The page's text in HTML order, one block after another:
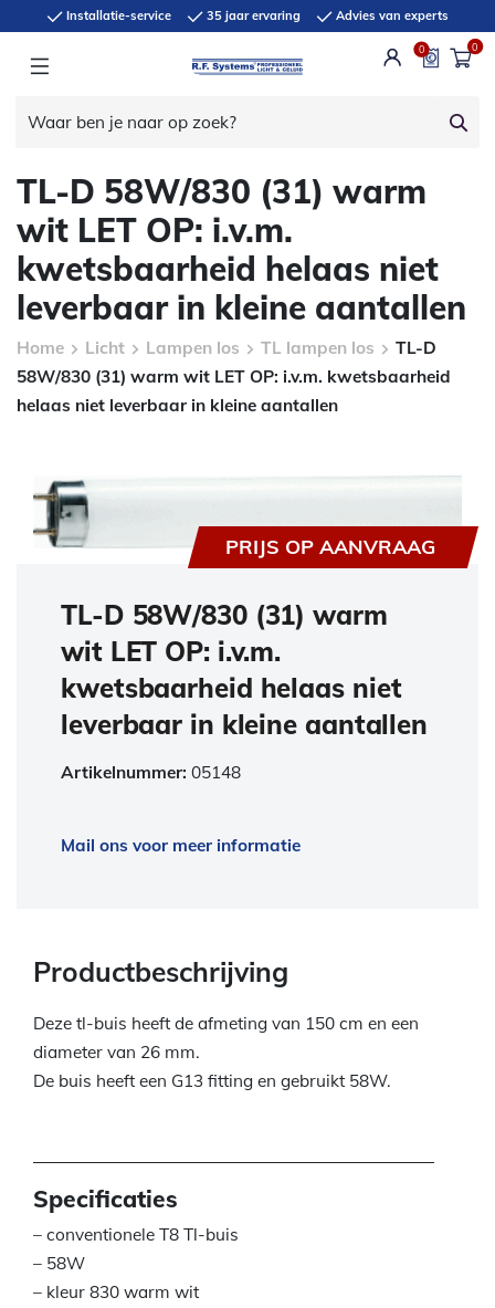
Installatie-service 35 jaar ervaring Advies van experts
0 0
TL-D 58W/830 (31) warm
wit LET OP: i.v.m.
kwetsbaarheid helaas niet
leverbaar in kleine aantallen
Home Licht Lampen los TL lampen los
TL-D
58W/830 (31) warm wit LET OP: i.v.m. kwetsbaarheid
helaas niet leverbaar in kleine aantallen
PRIJS OP AANVRAAG
TL-D 58W/830 (31) warm
wit LET OP: i.v.m.
kwetsbaarheid helaas niet
leverbaar in kleine aantallen
Artikelnummer: 05148
Mail ons voor meer informatie
Productbeschrijving
Deze tl-buis heeft de afmeting van 150 cm en een
diameter van 26 mm.
De buis heeft een G13 fitting en gebruikt 58W.
Specificaties
– conventionele T8 Tl-buis
– 58W
– kleur 830 warm wit